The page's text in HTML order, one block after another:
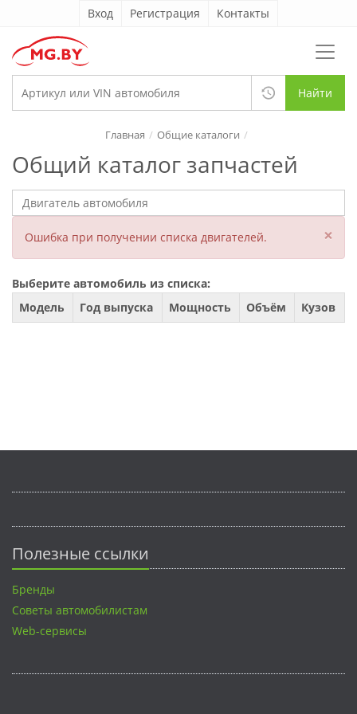
Вход Регистрация Контакты
Найти
Общий каталог запчастей
Главная Общие каталоги
Ошибка при получении списка двигателей. ×
Выберите автомобиль из списка:
Модель
Год выпуска Мощность Объём Кузов
Полезные ссылки
Бренды
Советы автомобилистам
Web-сервисы